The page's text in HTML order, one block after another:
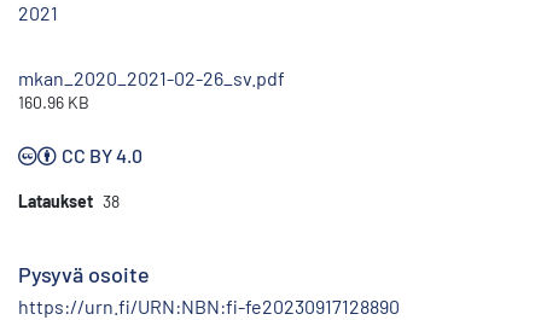
2021
mkan_2020_2021-02-26_sv.pdf
160.96 KB
CC BY 4.0
Lataukset 38
Pysyvä osoite
https://urn.fi/URN:NBN:fi-fe20230917128890